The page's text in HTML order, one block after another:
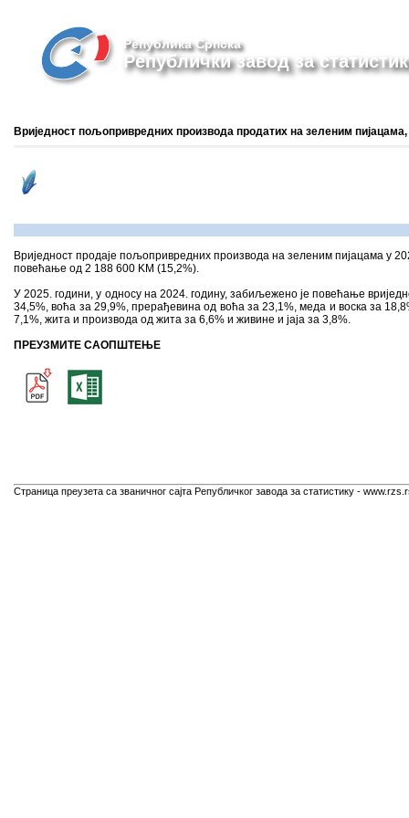
Република Српска
Републички завод за
Вриједност пољопривредних производа продатих на зеленим пијацама,
Вриједност продаjе пољопривредних производа на зеленим пијацама у
повећање од 2 188 600 KМ (15,2%).
У 2025. години, у односу на 2024. годину, забиљежено је повећање
34,5%, воћа за 29,9%, прерађевина од воћа за 23,1%, меда и воска за
7,1%, жита и производа од жита за 6,6% и живине и јаја за 3,8%.
ПРЕУЗМИТЕ САОПШТЕЊЕ
Страница преузета са званичног сајта Републичког завода за статистику -